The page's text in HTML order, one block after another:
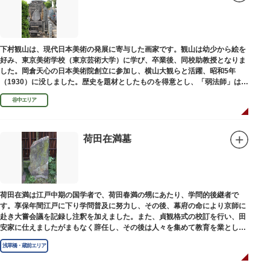
下村観山は、現代日本美術の発展に寄与した画家です。観山は幼少から絵を
好み、東京美術学校（東京芸術大学）に学び、卒業後、同校助教授となりま
した。岡倉天心の日本美術院創立に参加し、横山大観らと活躍、昭和5年
（1930）に没しました。歴史を題材としたものを得意とし、「弱法師」は代
表作です。お墓は安立寺（あんりゅうじ）にあります。
谷中エリア
荷田在満墓
荷田在満は江戸中期の国学者で、荷田春満の甥にあたり、学問的後継者で
す。享保年間江戸に下り学問普及に努力し、その後、幕府の命により京師に
赴き大嘗会議を記録し注釈を加えました。また、貞観格式の校訂を行い、田
安家に仕えましたがまもなく辞任し、その後は人々を集めて教育を業としま
した。お墓は金竜寺（きんりゅうじ）境内にあります。
浅草橋・蔵前エリア